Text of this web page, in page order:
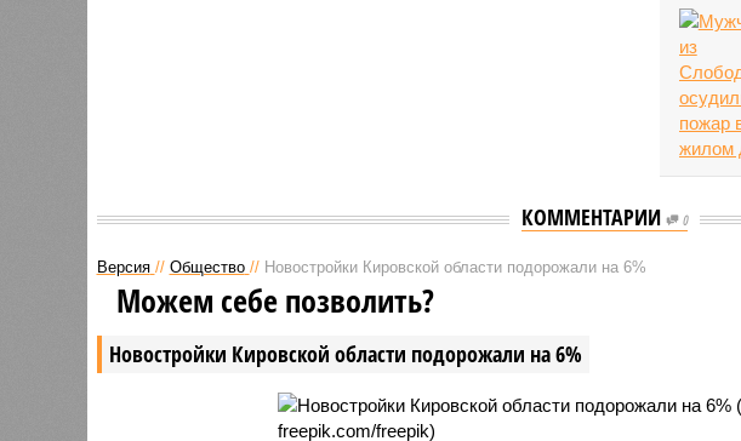
КОММЕНТАРИИ 0
Версия // Общество // Новостройки Кировской области подорожали на 6%
Новостройки Кировской области подорожали на 6%
Можем себе позволить?